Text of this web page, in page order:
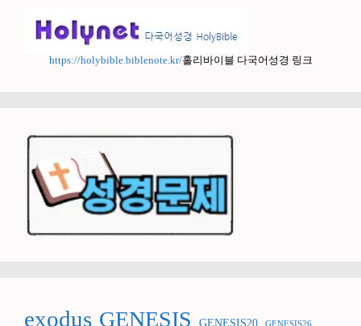
https://holybible.biblenote.kr/홀리바이블 다국어성경 링크
exodus GENESIS GENESIS20 GENESIS26